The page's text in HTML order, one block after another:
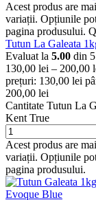
Acest produs are
variații. Opțiunile
pagina produsului.
Tutun La Galeata
Evaluat la 5.00 din 5
130,00 lei – 200,00
prețuri: 130,00 lei
200,00 lei
Cantitate Tutun La
Kent True
Acest produs are
variații. Opțiunile
pagina produsului.